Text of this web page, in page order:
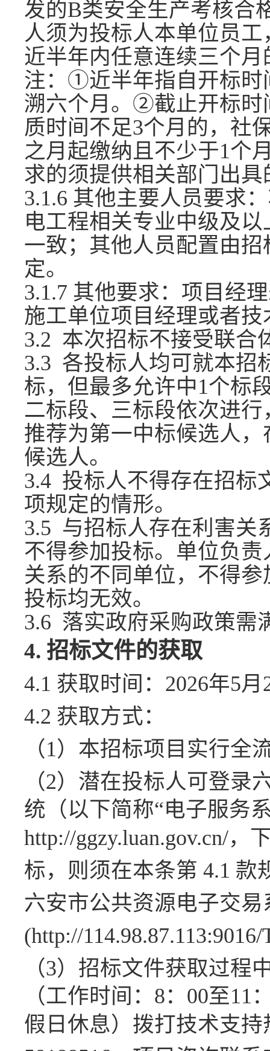
发的B类安全生产考核
人须为投标人本单位员
近半年内任意连续三个
注： ①近半年指自开标时
溯六个月。②截止开标时
质时间不足3个月的，社
之月起缴纳且不少于1个
求的须提供相关部门出
3.1.6 其他主要人员要求
电工程相关专业中级及
一致；其他人员配置由
定。
3.1.7 其他要求：项目经
施工单位项目经理或者技
3.2 本次招标不接受联合
3.3 各投标人均可就本招
标，但最多允许中1个标
二标段、三标段依次进
推荐为第一中标候选人
候选人。
3.4 投标人不得存在招标
项规定的情形。
3.5 与招标人存在利害关
不得参加投标。单位负
关系的不同单位，不得
投标均无效。
3.6 落实政府采购政策需
4. 招标文件的获取
4.1 获取时间： 2026年5
4.2 获取方式：
（1）本招标项目实行全
（2）潜在投标人可登录
统（以下简称“电子服务
http://ggzy.luan.gov.cn/，
标，则须在本条第 4.1 款
六安市公共资源电子交易
(http://114.98.87.113:9016/
（3）招标文件获取过程
（工作时间： 8：00至11
假日休息）拨打技术支